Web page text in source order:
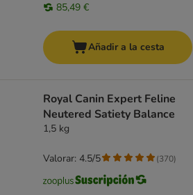
85,49 €
Añadir a la cesta
Royal Canin Expert Feline
Neutered Satiety Balance
1,5 kg
Valorar: 4.5/5 (370)